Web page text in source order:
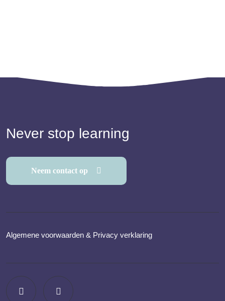
Never stop learning
Neem contact op
Algemene voorwaarden & Privacy verklaring